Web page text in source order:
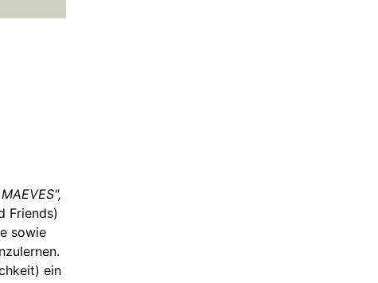
Friends)
sowie
ein